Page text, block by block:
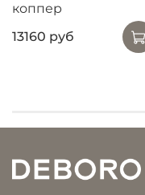
коппер
13160 руб